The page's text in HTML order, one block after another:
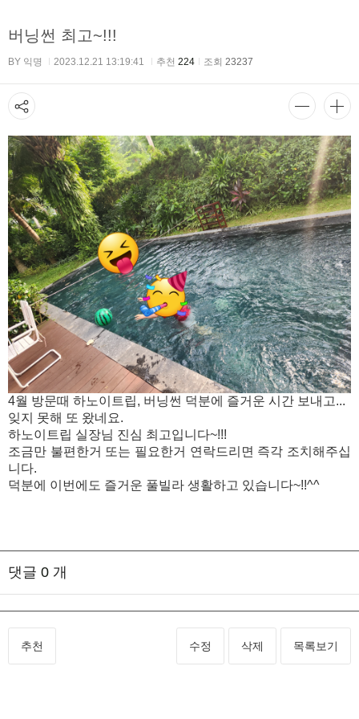
버닝썬 최고~!!!
BY 익명 2023.12.21 13:19:41 추천 224 조회 23237
4월 방문때 하노이트립, 버닝썬 덕분에 즐거운 시간 보내고...
잊지 못해 또 왔네요.
하노이트립 실장님 진심 최고입니다~!!!
조금만 불편한거 또는 필요한거 연락드리면 즉각 조치해주십
니다.
덕분에 이번에도 즐거운 풀빌라 생활하고 있습니다~!!^^
댓글 0 개
추천 수정 삭제 목록보기